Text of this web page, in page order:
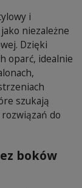
i
niezależne
Dzięki
oparć, idealnie
szukają
do
boków